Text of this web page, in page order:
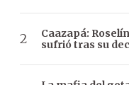
Caazapá:
sufrió tras su